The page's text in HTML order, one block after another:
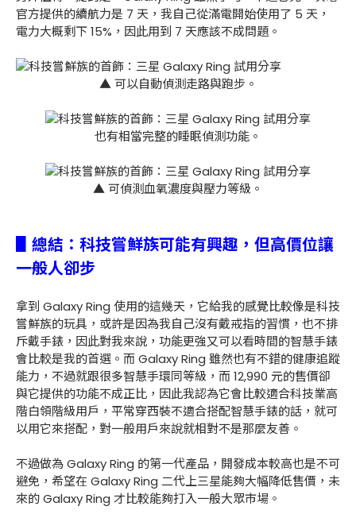
官方提供的續航力是 7 天，我自己從滿電開始使用了 5 天，
電力大概剩下 15%，因此用到 7 天應該不成問題。
▲ 可以自動偵測走路與跑步。
也有相當完整的睡眠偵測功能。
▲ 可偵測血氧濃度與壓力等級。
▋總結：科技嘗鮮族可能有興趣，但高價位讓
一般人卻步
拿到 Galaxy Ring 使用的這幾天，它給我的感覺比較像是科技
嘗鮮族的玩具，或許是因為我自己沒有戴戒指的習慣，也不排
斥戴手錶，因此對我來說，功能更強又可以看時間的智慧手錶
會比較是我的首選。而 Galaxy Ring 雖然也有不錯的健康追蹤
能力，不過就跟很多智慧手環同等級，而 12,990 元的售價卻
與它提供的功能不成正比，因此我認為它會比較適合科技業高
階白領階級用戶，平常穿西裝不適合搭配智慧手錶的話，就可
以用它來搭配，對一般用戶來說就相對不是那麼友善。
不過做為 Galaxy Ring 的第一代產品，開發成本較高也是不可
避免，希望在 Galaxy Ring 二代上三星能夠大幅降低售價，未
來的 Galaxy Ring 才比較能夠打入一般大眾市場。